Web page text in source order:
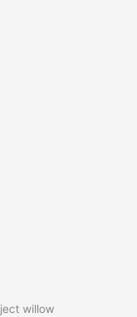
willow